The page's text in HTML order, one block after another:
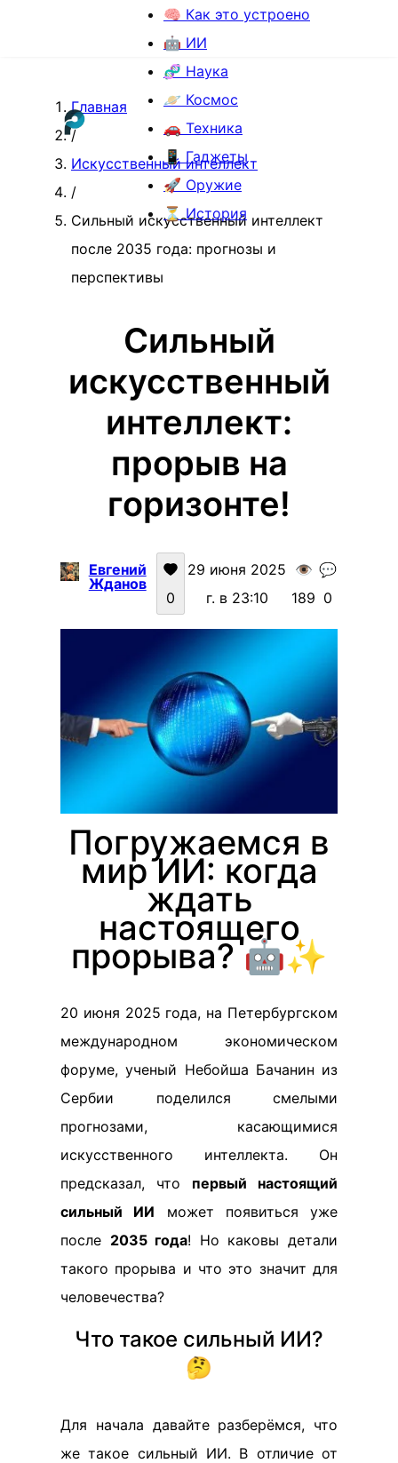
🧠 Как это устроено
🤖 ИИ
🧬 Наука
🪐 Космос
🚗 Техника
📱 Гаджеты
🚀 Оружие
⏳ История
Главная
/
Искусственный интеллект
/
Сильный искусственный интеллект
после 2035 года: прогнозы и
перспективы
Сильный
искусственный
интеллект:
прорыв на
горизонте!
Евгений
Жданов
0
29 июня 2025
г. в 23:10
👁️
189
💬
0
Погружаемся в
мир ИИ: когда
ждать
настоящего
прорыва? 🤖✨
20 июня 2025 года, на Петербургском
международном экономическом
форуме, ученый Небойша Бачанин из
Сербии поделился смелыми
прогнозами, касающимися
искусственного интеллекта. Он
предсказал, что первый настоящий
сильный ИИ может появиться уже
после 2035 года! Но каковы детали
такого прорыва и что это значит для
человечества?
Что такое сильный ИИ?
🤔
Для начала давайте разберёмся, что
же такое сильный ИИ. В отличие от